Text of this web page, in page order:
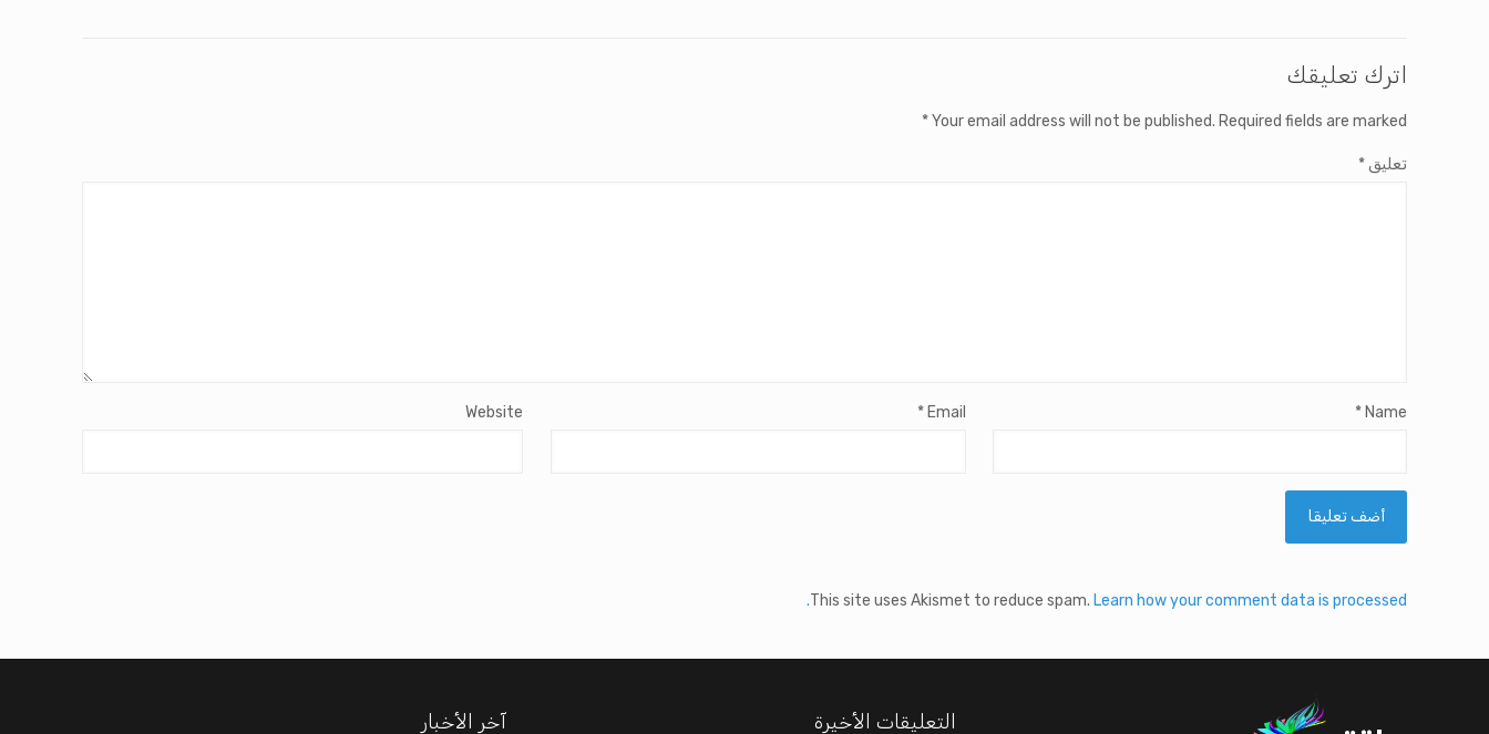
اترك تعليقك
Your email address will not be published. Required fields are marked
*
تعليق *
Name
*
Email
*
Website
This site uses Akismet to reduce spam. Learn how your comment data is processed.
التعليقات الأخيرة آخر الأخبار